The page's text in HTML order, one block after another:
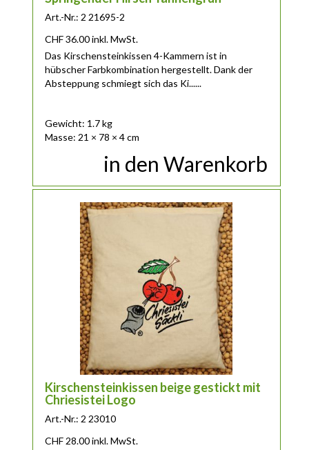
Art.-Nr.: 2 21695-2
CHF36.00 inkl. MwSt.
Das Kirschensteinkissen 4-Kammern ist in
hübscher Farbkombination hergestellt. Dank der
Absteppung schmiegt sich das Ki......
Gewicht: 1.7 kg
Masse: 21 × 78 × 4 cm
in den Warenkorb
Kirschensteinkissen beige gestickt mit
Chriesistei Logo
Art.-Nr.: 2 23010
CHF 28.00 inkl. MwSt.